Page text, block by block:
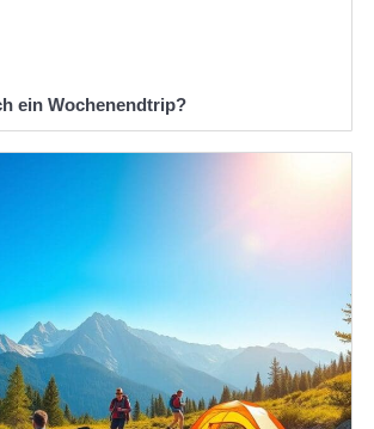
ein Wochenendtrip?